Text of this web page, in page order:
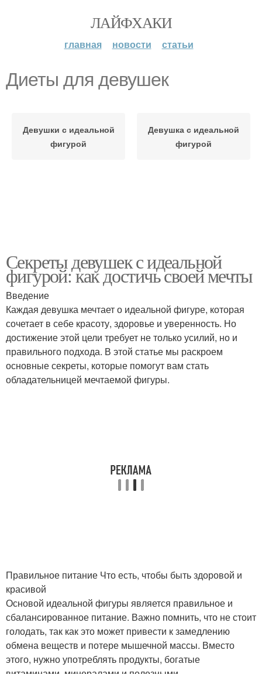
ЛАЙФХАКИ
главная новости статьи
Диеты для девушек
Девушки с идеальной
фигурой
Девушка с идеальной
фигурой
Секреты девушек с идеальной
фигурой: как достичь своей мечты
Введение
Каждая девушка мечтает о идеальной фигуре, которая
сочетает в себе красоту, здоровье и уверенность. Но
достижение этой цели требует не только усилий, но и
правильного подхода. В этой статье мы раскроем
основные секреты, которые помогут вам стать
обладательницей мечтаемой фигуры.
Правильное питание Что есть, чтобы быть здоровой и
красивой
Основой идеальной фигуры является правильное и
сбалансированное питание. Важно помнить, что не стоит
голодать, так как это может привести к замедлению
обмена веществ и потере мышечной массы. Вместо
этого, нужно употреблять продукты, богатые